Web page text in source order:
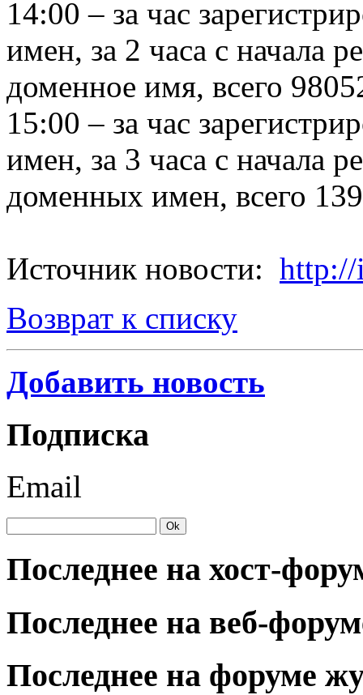
14:00 – за час
имен, за 2 часа с начала
доменное имя, всего
15:00 – за час
имен, за 3 часа с начала
доменных имен, всего
Источник новости:
Возврат к списку
Добавить новость
Подписка
Email
Последнее на хост-
Последнее на веб-
Последнее на форуме